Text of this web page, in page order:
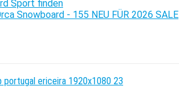
Snowboard - 155 NEU FÜR 2026 SALE